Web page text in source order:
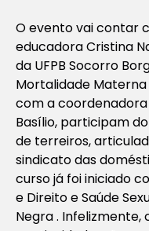
O evento vai contar
educadora Cristina
da UFPB Socorro
Mortalidade
com a
Basílio, participam
de terreiros,
sindicato das
curso já foi iniciado
e Direito e Saúde
Negra .